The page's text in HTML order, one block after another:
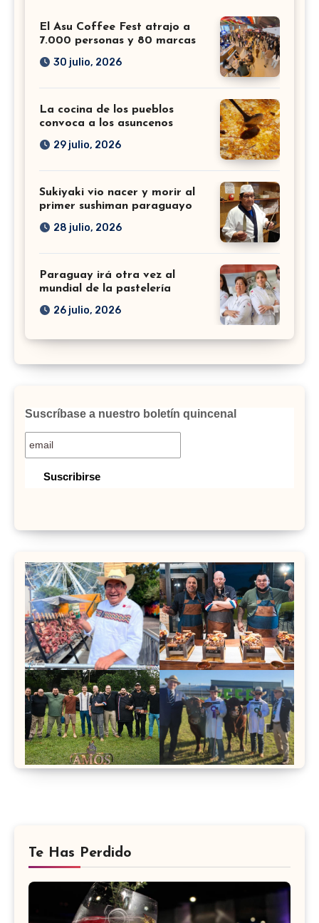
El Asu Coffee Fest atrajo a
7.000 personas y 80 marcas
30 julio, 2026
La cocina de los pueblos
convoca a los asuncenos
29 julio, 2026
Sukiyaki vio nacer y morir al
primer sushiman paraguayo
28 julio, 2026
Paraguay irá otra vez al
mundial de la pastelería
26 julio, 2026
Suscríbase a nuestro boletín quincenal
Te Has Perdido